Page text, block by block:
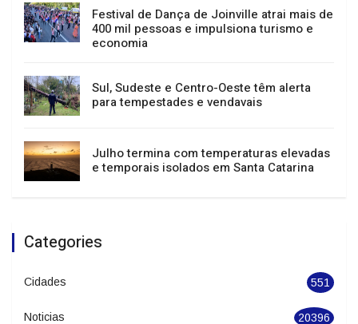
Migração do sistema tributário em
Joinville interromperá serviços entre 15 e
23 de agosto
Festival de Dança de Joinville atrai mais de
400 mil pessoas e impulsiona turismo e
economia
Sul, Sudeste e Centro-Oeste têm alerta
para tempestades e vendavais
e temporais isolados em Santa Catarina
Categories